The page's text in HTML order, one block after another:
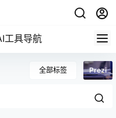
工具导航
全部标签 Prezi